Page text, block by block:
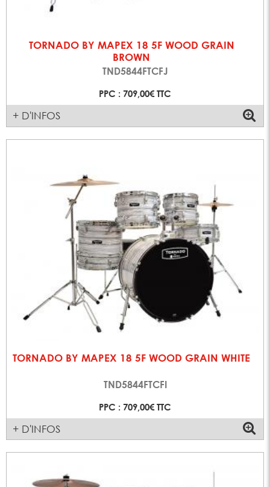
TORNADO BY MAPEX 18 5F WOOD GRAIN
BROWN
TND5844FTCFJ
PPC : 709,00€ TTC
+ D'INFOS
TORNADO BY MAPEX 18 5F WOOD GRAIN WHITE
TND5844FTCFI
PPC : 709,00€ TTC
+ D'INFOS